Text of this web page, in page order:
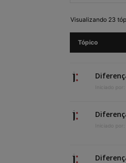
Visualizando 23
Tópico
Iniciado por:
Iniciado por: